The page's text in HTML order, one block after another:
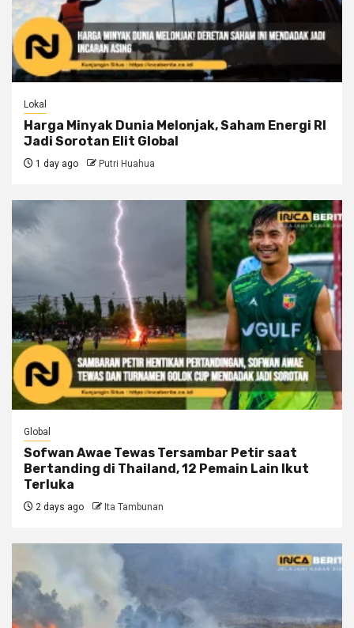
Lokal
Harga Minyak Dunia Melonjak, Saham Energi RI
Jadi Sorotan Elit Global
1 day ago Putri Huahua
Global
Sofwan Awae Tewas Tersambar Petir saat
Bertanding di Thailand, 12 Pemain Lain Ikut
Terluka
2 days ago Ita Tambunan